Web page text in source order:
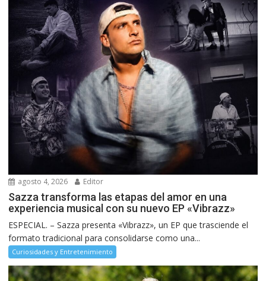
agosto 4, 2026 Editor
Sazza transforma las etapas del amor en una
experiencia musical con su nuevo EP «Vibrazz»
ESPECIAL. – Sazza presenta «Vibrazz», un EP que trasciende el
formato tradicional para consolidarse como una...
Curiosidades y Entretenimiento